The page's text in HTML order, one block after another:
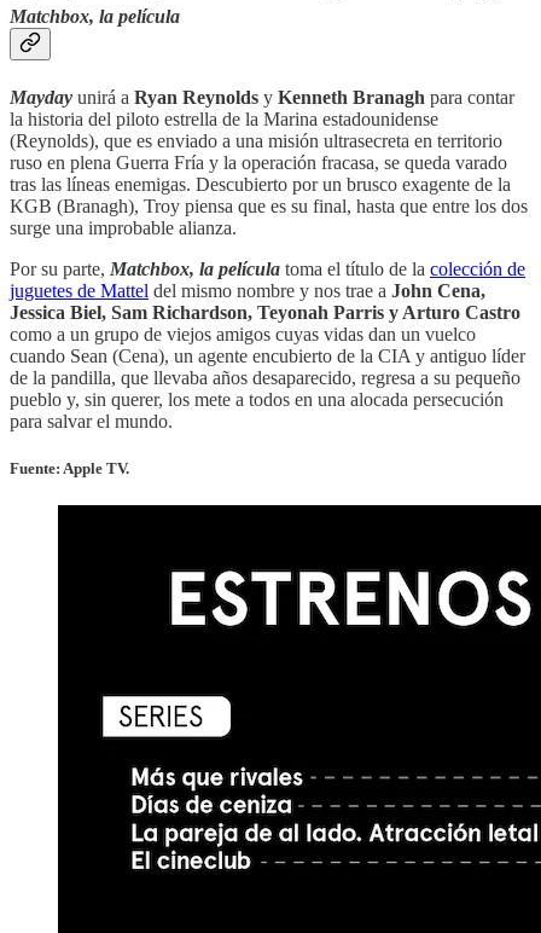
Matchbox, la película
Mayday unirá a Ryan Reynolds y Kenneth Branagh para contar
la historia del piloto estrella de la Marina estadounidense
(Reynolds), que es enviado a una misión ultrasecreta en territorio
ruso en plena Guerra Fría y la operación fracasa, se queda varado
tras las líneas enemigas. Descubierto por un brusco exagente de la
KGB (Branagh), Troy piensa que es su final, hasta que entre los dos
surge una improbable alianza.
Por su parte, Matchbox, la película toma el título de la colección de
juguetes de Mattel del mismo nombre y nos trae a John Cena,
Jessica Biel, Sam Richardson, Teyonah Parris y Arturo Castro
como a un grupo de viejos amigos cuyas vidas dan un vuelco
cuando Sean (Cena), un agente encubierto de la CIA y antiguo líder
de la pandilla, que llevaba años desaparecido, regresa a su pequeño
pueblo y, sin querer, los mete a todos en una alocada persecución
para salvar el mundo.
Fuente: Apple TV.